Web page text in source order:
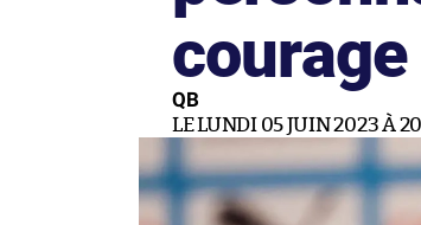
courage
QB
LE LUNDI 05 JUIN 2023 À